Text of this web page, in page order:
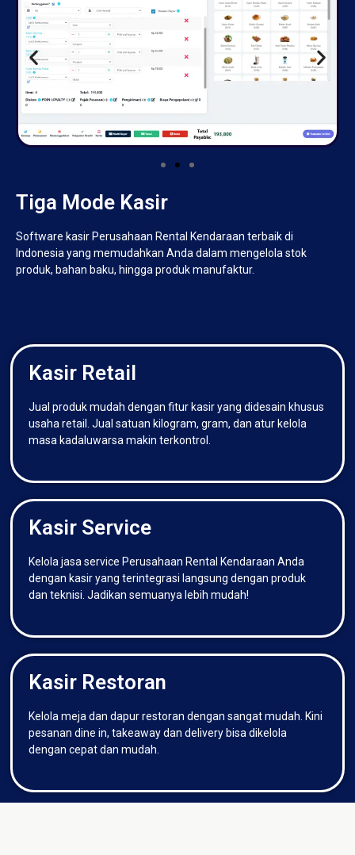
Tiga Mode Kasir
Software kasir Perusahaan Rental Kendaraan terbaik di
Indonesia yang memudahkan Anda dalam mengelola stok
produk, bahan baku, hingga produk manufaktur.
Kasir Retail
Jual produk mudah dengan fitur kasir yang didesain khusus
usaha retail. Jual satuan kilogram, gram, dan atur kelola
masa kadaluwarsa makin terkontrol.
Kasir Service
Kelola jasa service Perusahaan Rental Kendaraan Anda
dengan kasir yang terintegrasi langsung dengan produk
dan teknisi. Jadikan semuanya lebih mudah!
Kasir Restoran
Kelola meja dan dapur restoran dengan sangat mudah. Kini
pesanan dine in, takeaway dan delivery bisa dikelola
dengan cepat dan mudah.